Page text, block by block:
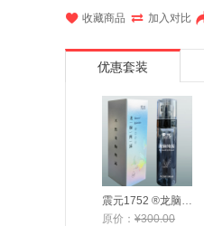
 收藏商品  加入对比
优惠套装
震元1752 ®龙脑抑菌纯露 2瓶装
原价： ¥300.00